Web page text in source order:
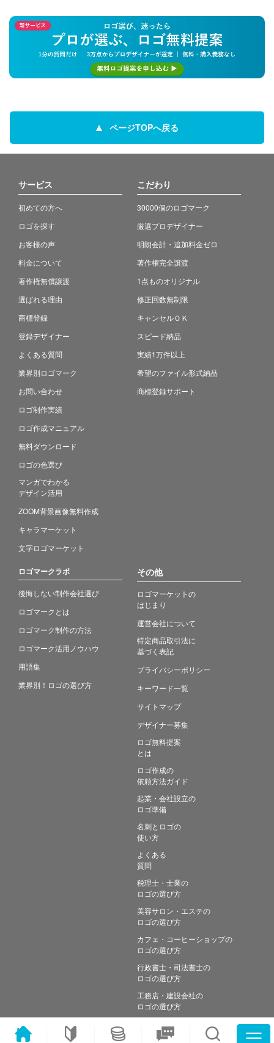
ページTOPへ戻る
サービス
初めての方へ
ロゴを探す
お客様の声
料金について
著作権無償譲渡
選ばれる理由
商標登録
登録デザイナー
よくある質問
業界別ロゴマーク
お問い合わせ
ロゴ制作実績
ロゴ作成マニュアル
無料ダウンロード
ロゴの色選び
マンガでわかる
デザイン活用
ZOOM背景画像無料作成
キャラマーケット
文字ロゴマーケット
こだわり
30000個のロゴマーク
厳選プロデザイナー
明朗会計・追加料金ゼロ
著作権完全譲渡
1点ものオリジナル
修正回数無制限
キャンセルＯＫ
スピード納品
実績1万件以上
希望のファイル形式納品
商標登録サポート
ロゴマークラボ
後悔しない制作会社選び
ロゴマークとは
ロゴマーク制作の方法
ロゴマーク活用ノウハウ
用語集
業界別！ロゴの選び方
その他
ロゴマーケットの
はじまり
運営会社について
特定商品取引法に
基づく表記
プライバシーポリシー
キーワード一覧
サイトマップ
デザイナー募集
ロゴ無料提案
とは
ロゴ作成の
依頼方法ガイド
起業・会社設立の
ロゴ準備
名刺とロゴの
使い方
よくある
質問
税理士・士業の
ロゴの選び方
美容サロン・エステの
ロゴの選び方
カフェ・コーヒーショップの
ロゴの選び方
行政書士・司法書士の
ロゴの選び方
工務店・建設会社の
ロゴの選び方